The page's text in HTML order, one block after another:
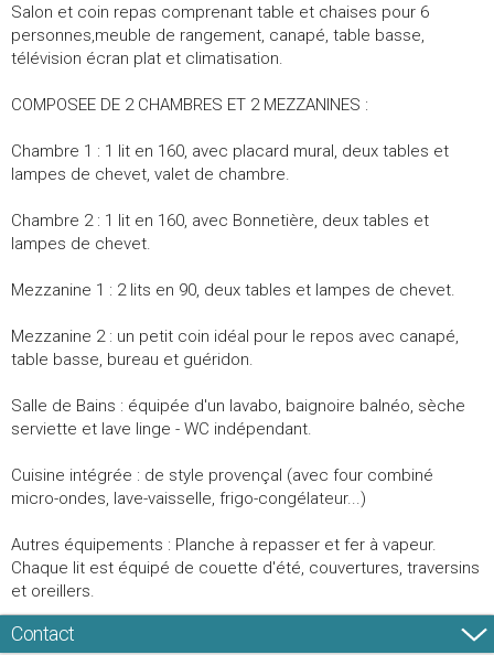
Salon et coin repas comprenant table et chaises pour 6
personnes,meuble de rangement, canapé, table basse,
télévision écran plat et climatisation.
COMPOSEE DE 2 CHAMBRES ET 2 MEZZANINES :
Chambre 1 : 1 lit en 160, avec placard mural, deux tables et
lampes de chevet, valet de chambre.
Chambre 2 : 1 lit en 160, avec Bonnetière, deux tables et
lampes de chevet.
Mezzanine 1 : 2 lits en 90, deux tables et lampes de chevet.
Mezzanine 2 : un petit coin idéal pour le repos avec canapé,
table basse, bureau et guéridon.
Salle de Bains : équipée d'un lavabo, baignoire balnéo, sèche
serviette et lave linge - WC indépendant.
Cuisine intégrée : de style provençal (avec four combiné
micro-ondes, lave-vaisselle, frigo-congélateur...)
Autres équipements : Planche à repasser et fer à vapeur.
Chaque lit est équipé de couette d'été, couvertures, traversins
et oreillers.
Contact